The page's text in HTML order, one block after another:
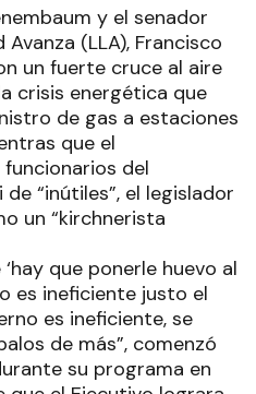
y el senador
(LLA), Francisco
un fuerte cruce al aire
crisis energética que
de gas a estaciones
que el
del
“inútiles”, el legislador
un “kirchnerista
que ponerle huevo al
es ineficiente justo el
es ineficiente, se
de más”, comenzó
su programa en